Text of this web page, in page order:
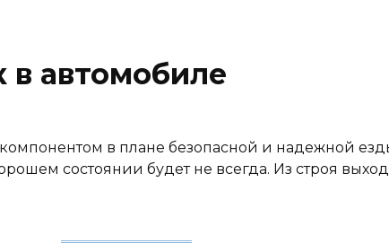
в автомобиле
в плане безопасной и надежной
состоянии будет не всегда. Из строя